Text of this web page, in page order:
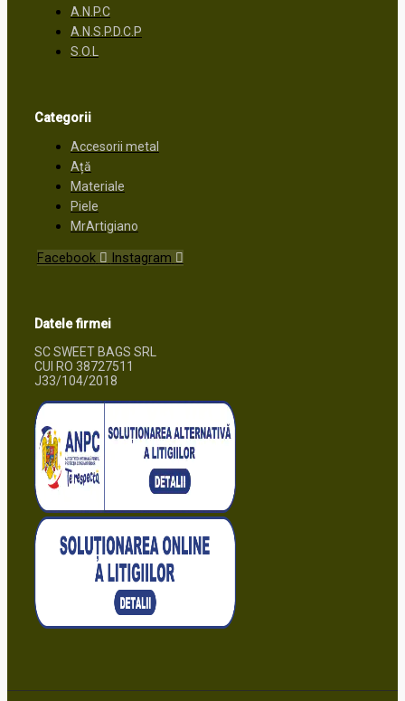
A.N.P.C
A.N.S.P.D.C.P
S.O.L
Categorii
Accesorii metal
Ață
Materiale
Piele
MrArtigiano
Facebook Instagram
Datele firmei
SC SWEET BAGS SRL
CUI RO 38727511
J33/104/2018